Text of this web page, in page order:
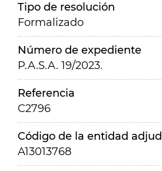
Tipo de resolución
Formalizado
Número de expediente
P.A.S.A. 19/2023.
Referencia
C2796
Código de la entidad
A13013768